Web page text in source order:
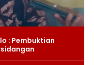
: Pembuktian